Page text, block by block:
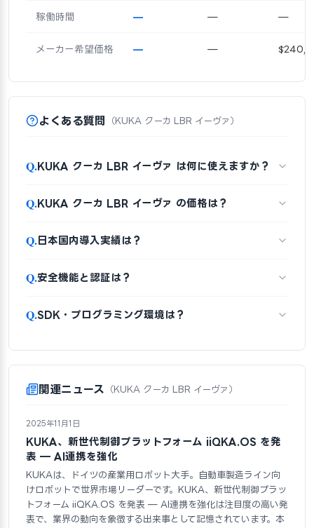
稼働時間 — — —
メーカー希望価格 — —
よくある質問 （KUKA クーカ LBR イーヴァ）
Q.KUKA クーカ LBR イーヴァ は何に使えますか？
Q.KUKA クーカ LBR イーヴァ の価格は？
Q.日本国内導入実績は？
Q.安全機能と認証は？
Q.SDK・プログラミング環境は？
関連ニュース （KUKA クーカ LBR イーヴァ）
2025年11月1日
KUKA、新世代制御プラットフォーム iiQKA.OS を発
表 — AI連携を強化
KUKAは、ドイツの産業用ロボット大手。自動車製造ライン向
けロボットで世界市場リーダーです。KUKA、新世代制御プラッ
トフォーム iiQKA.OS を発表 — AI連携を強化は注目度の高い発
表で、業界の動向を象徴する出来事として記憶されています。本